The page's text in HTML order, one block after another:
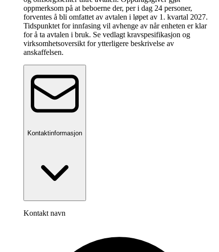
oppmerksom på at beboerne der, per i dag 24 personer,
forventes å bli omfattet av avtalen i løpet av 1. kvartal 2027.
Tidspunktet for innfasing vil avhenge av når enheten er klar
for å ta avtalen i bruk. Se vedlagt kravspesifikasjon og
virksomhetsoversikt for ytterligere beskrivelse av
anskaffelsen.
Kontaktinformasjon
Kontakt navn